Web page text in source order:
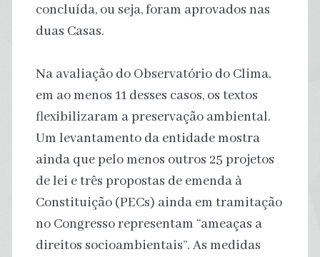
concluída, ou seja, foram aprovados nas
duas Casas.
Na avaliação do Observatório do Clima,
em ao menos 11 desses casos, os textos
flexibilizaram a preservação ambiental.
Um levantamento da entidade mostra
ainda que pelo menos outros 25 projetos
de lei e três propostas de emenda à
Constituição (PECs) ainda em tramitação
no Congresso representam “ameaças a
direitos socioambientais”. As medidas